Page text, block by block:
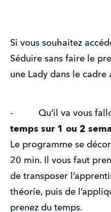
Si vous souhaitez
Séduire sans faire le
une Lady dans le cadre
-          Qu’il va vous
temps sur 1 ou 2
Le programme se
20 min. Il vous faut
de transposer
théorie, puis de
prenez du temps.